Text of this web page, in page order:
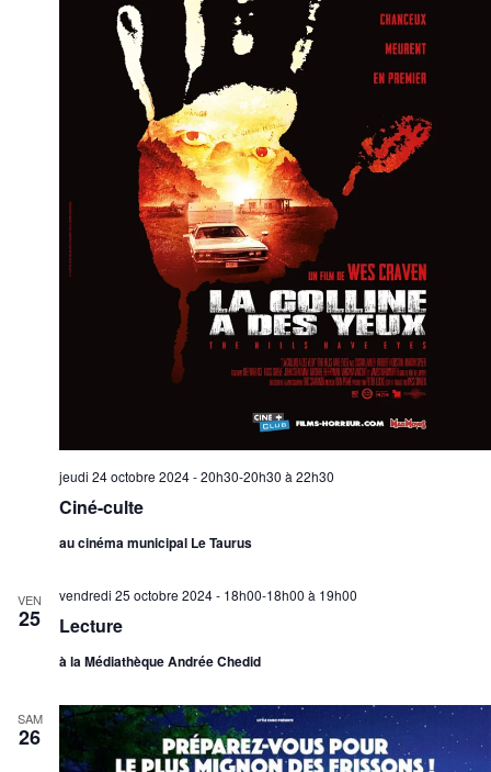
Ciné-culte
jeudi 24 octobre 2024 - 20h30-20h30 à 22h30
au cinéma municipal Le Taurus
VEN
25 Lecture
vendredi 25 octobre 2024 - 18h00-18h00 à 19h00
à la Médiathèque Andrée Chedid
SAM
26